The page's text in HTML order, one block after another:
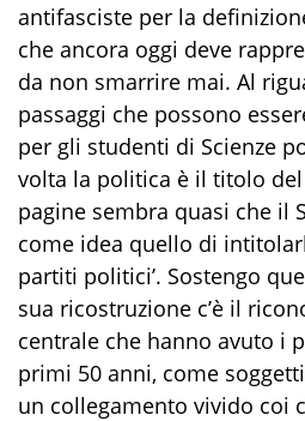
antifasciste per la
che ancora oggi deve
da non smarrire mai. Al
passaggi che possono
per gli studenti di Scienze
volta la politica è il titolo
pagine sembra quasi che il
come idea quello di
partiti politici’. Sostengo
sua ricostruzione c’è il
centrale che hanno avuto i
primi 50 anni, come
un collegamento vivido coi